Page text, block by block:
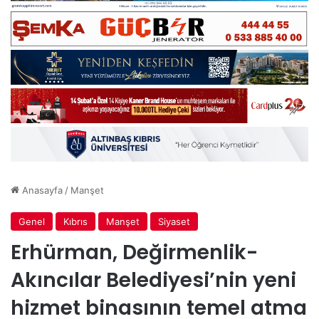
Anasayfa / Manşet
Genel Kıbrıs Manşet Siyaset
Erhürman, Değirmenlik-
Akıncılar Belediyesi’nin yeni
hizmet binasının temel atma